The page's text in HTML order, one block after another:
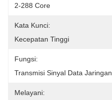
2-288 Core
Kata Kunci:
Kecepatan Tinggi
Fungsi:
Transmisi Sinyal Data Jaringan
Melayani: